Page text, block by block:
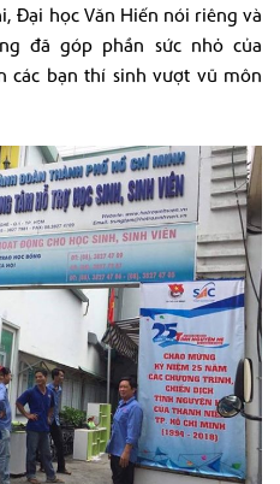
Đại học Văn Hiến nói riêng và
đã góp phần sức nhỏ của
các bạn thí sinh vượt vũ môn